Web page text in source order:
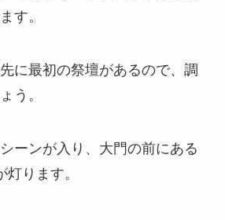
す。
に最初の祭壇があるので、調
う。
ーンが入り、大門の前にある
ります。